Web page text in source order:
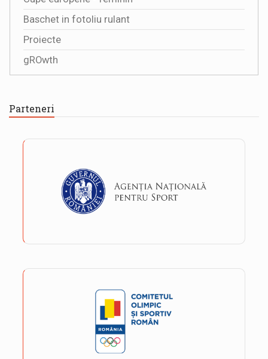
Baschet in fotoliu rulant
Proiecte
gROwth
Parteneri